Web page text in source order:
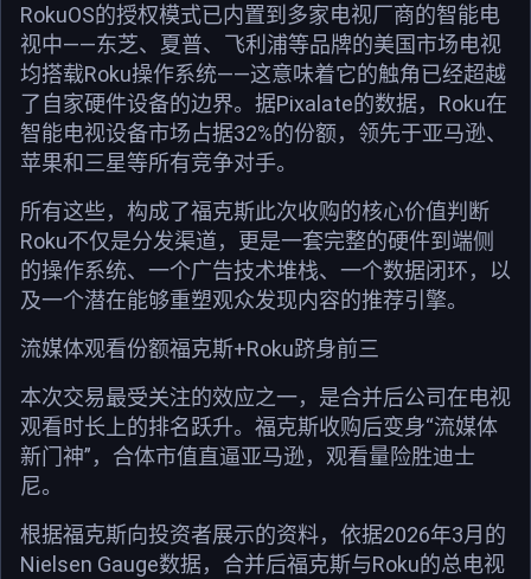
RokuOS的授权模式已内置到多家电视厂商的智能电
视中——东芝、夏普、飞利浦等品牌的美国市场电视
均搭载Roku操作系统——这意味着它的触角已经超越
了自家硬件设备的边界。据Pixalate的数据，Roku在
智能电视设备市场占据32%的份额，领先于亚马逊、
苹果和三星等所有竞争对手。
所有这些，构成了福克斯此次收购的核心价值判断
Roku不仅是分发渠道，更是一套完整的硬件到端侧
的操作系统、一个广告技术堆栈、一个数据闭环，以
及一个潜在能够重塑观众发现内容的推荐引擎。
流媒体观看份额福克斯+Roku跻身前三
本次交易最受关注的效应之一，是合并后公司在电视
观看时长上的排名跃升。福克斯收购后变身“流媒体
新门神”，合体市值直逼亚马逊，观看量险胜迪士
尼。
根据福克斯向投资者展示的资料，依据2026年3月的
Nielsen Gauge数据，合并后福克斯与Roku的总电视